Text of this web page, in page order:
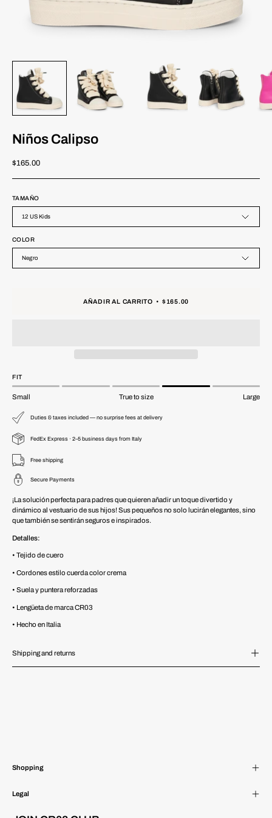
Niños Calipso
$165.00
TAMAÑO
12 US Kids
COLOR
Negro
AÑADIR AL CARRITO $165.00
FIT
Small True to size Large
Duties & taxes included — no surprise fees at delivery
FedEx Express · 2–5 business days from Italy
Free shipping
Secure Payments
¡La solución perfecta para padres que quieren añadir un toque divertido y
dinámico al vestuario de sus hijos! Sus pequeños no solo lucirán elegantes, sino
que también se sentirán seguros e inspirados.
Detalles:
• Tejido de cuero
• Cordones estilo cuerda color crema
• Suela y puntera reforzadas
• Lengüeta de marca CR03
• Hecho en Italia
Shipping and returns
Shopping
Legal